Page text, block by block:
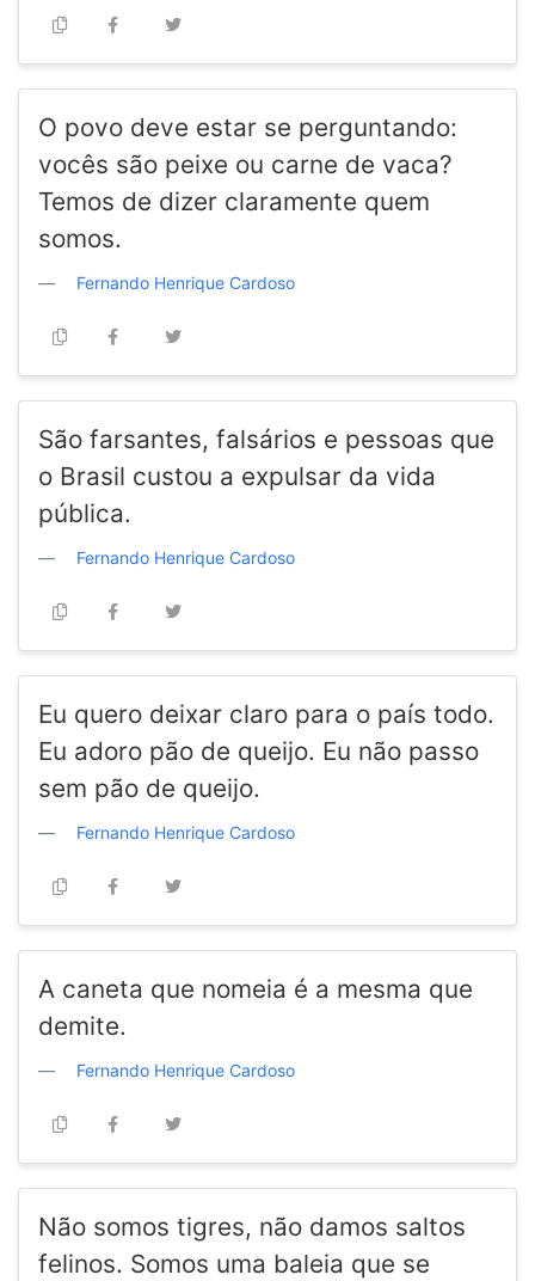
O povo deve estar se perguntando:
vocês são peixe ou carne de vaca?
Temos de dizer claramente quem
somos.
Fernando Henrique Cardoso
São farsantes, falsários e pessoas que
o Brasil custou a expulsar da vida
pública.
Fernando Henrique Cardoso
Eu quero deixar claro para o país todo.
Eu adoro pão de queijo. Eu não passo
sem pão de queijo.
Fernando Henrique Cardoso
A caneta que nomeia é a mesma que
demite.
Fernando Henrique Cardoso
Não somos tigres, não damos saltos
felinos. Somos uma baleia que se